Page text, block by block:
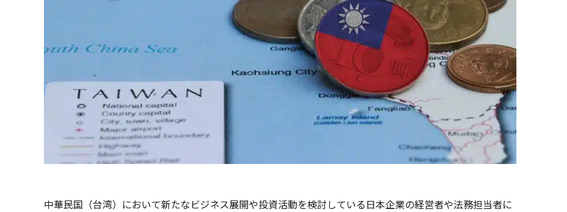
中華民国（台湾）において新たなビジネス展開や投資活動を検討している日本企業の経営者や法務担当者に